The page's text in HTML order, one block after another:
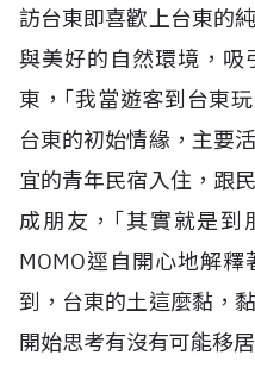
訪台東即喜歡上台東的
與美好的自然環境，吸
東，｢我當遊客到台東
台東的初始情緣，主要
宜的青年民宿入住，跟
成朋友，｢其實就是到
MOMO逕自開心地解
到，台東的土這麼黏，
開始思考有沒有可能移